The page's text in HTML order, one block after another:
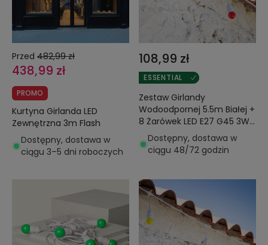
Przed 482,99 zł
438,99 zł
PROMO
Kurtyna Girlanda LED
Zewnętrzna 3m Flash
Dostępny, dostawa w
ciągu 3–5 dni roboczych
108,99 zł
ESSENTIAL
Zestaw Girlandy
Wodoodpornej 5.5m Białej +
8 Żarówek LED E27 G45 3W
Kolorowych
Dostępny, dostawa w
ciągu 48/72 godzin